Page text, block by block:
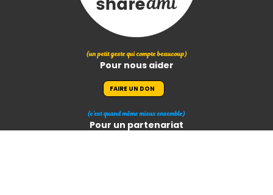
(un petit geste qui compte beaucoup)
Pour nous aider
FAIRE UN DON
(c’est quand même mieux ensemble)
Pour un partenariat